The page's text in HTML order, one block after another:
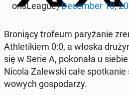
onsLeague)De­cem­ber 10,
Bronią­cy trofeum paryżanie
Ath­letikiem 0:0, a włoska
się w Serie A, pokon­ała u
Nicola Za­lews­ki całe
wowych gospo­darzy.